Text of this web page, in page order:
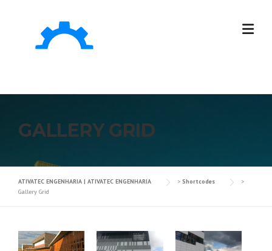
GALLERY GRID
ATIVATEC ENGENHARIA | ATIVATEC ENGENHARIA > Shortcodes
>
Gallery Grid